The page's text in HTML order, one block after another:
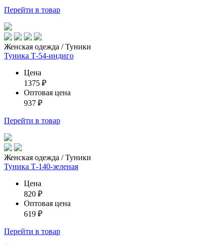
Перейти в товар
Женская одежда / Туники
Туника Т-54-индиго
Цена
1375 ₽
Оптовая цена
937 ₽
Перейти в товар
Женская одежда / Туники
Туника Т-140-зеленая
Цена
820 ₽
Оптовая цена
619 ₽
Перейти в товар